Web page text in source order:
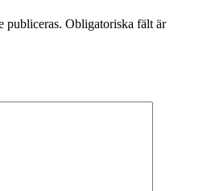
publiceras. Obligatoriska fält är